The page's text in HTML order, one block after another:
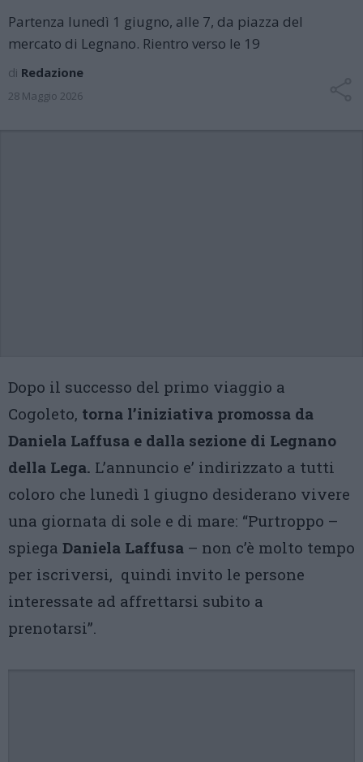
Partenza lunedì 1 giugno, alle 7, da piazza del
mercato di Legnano. Rientro verso le 19
di Redazione
28 Maggio 2026
Dopo il successo del primo viaggio a
Cogoleto, torna l’iniziativa promossa da
Daniela Laffusa e dalla sezione di Legnano
della Lega. L’annuncio e’ indirizzato a tutti
coloro che lunedì 1 giugno desiderano vivere
una giornata di sole e di mare: “Purtroppo –
spiega Daniela Laffusa – non c’è molto tempo
per iscriversi, quindi invito le persone
interessate ad affrettarsi subito a
prenotarsi”.